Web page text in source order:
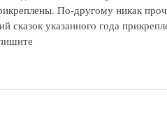
По-другому никак
сказок указанного года